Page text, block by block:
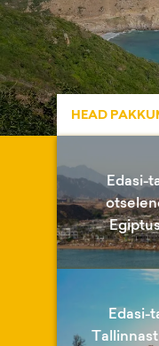
HEAD
Edasi-
Edasi-